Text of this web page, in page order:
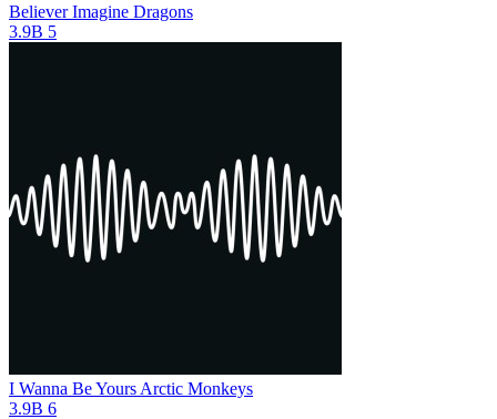
Believer Imagine Dragons
3.9B 5
I Wanna Be Yours Arctic Monkeys
3.9B 6